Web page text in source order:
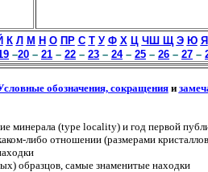
К Л М Н О П Р С Т У Ф Х Ц Ч Ш Щ Э Ю Я
–20 – 21 – 22 – 23 – 24– 25 – 26 – 27 –
обозначения, сокращенияи
минерала (type locality) и год первой
либо отношении (размерами
образцов, самые знаменитые находки